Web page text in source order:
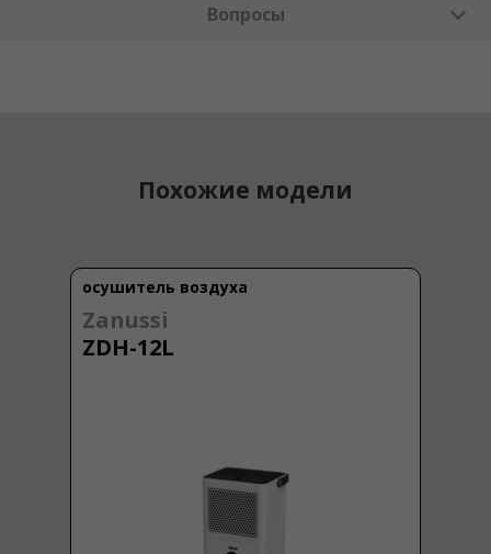
Вопросы
Похожие модели
осушитель воздуха
Zanussi
ZDH-12L